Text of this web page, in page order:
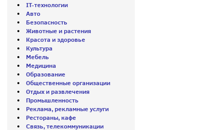
IT-технологии
Авто
Безопасность
Животные и растения
Красота и здоровье
Культура
Мебель
Медицина
Образование
Общественные организации
Отдых и развлечения
Промышленность
Реклама, рекламные услуги
Рестораны, кафе
Связь, телекоммуникации